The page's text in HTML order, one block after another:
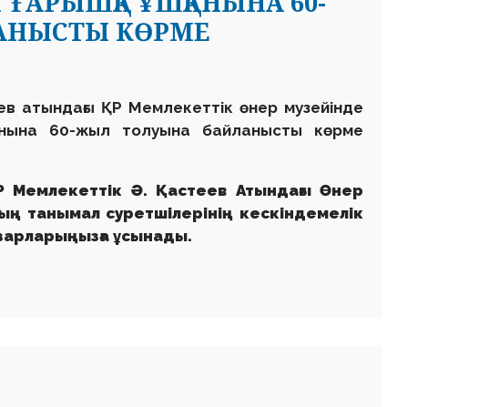
КӨРМЕ
атындағы ҚР Мемлекеттік өнер музейінде
60-жыл толуына байланысты көрме
Мемлекеттік Ә. Қастеев Атындағы Өнер
танымал суретшілерінің кескіндемелік
ұсынады.